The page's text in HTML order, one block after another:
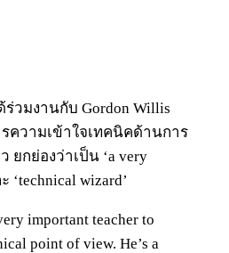
ร่วมงานกับ Gordon Willis
ความเข้าใจเทคนิคด้านการ
ยกย่องว่าเป็น ‘a very
‘technical wizard’
important teacher to
point of view. He’s a